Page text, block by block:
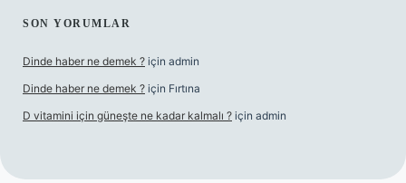
SON YORUMLAR
Dinde haber ne demek ? için admin
Dinde haber ne demek ? için Fırtına
D vitamini için güneşte ne kadar kalmalı ? için admin